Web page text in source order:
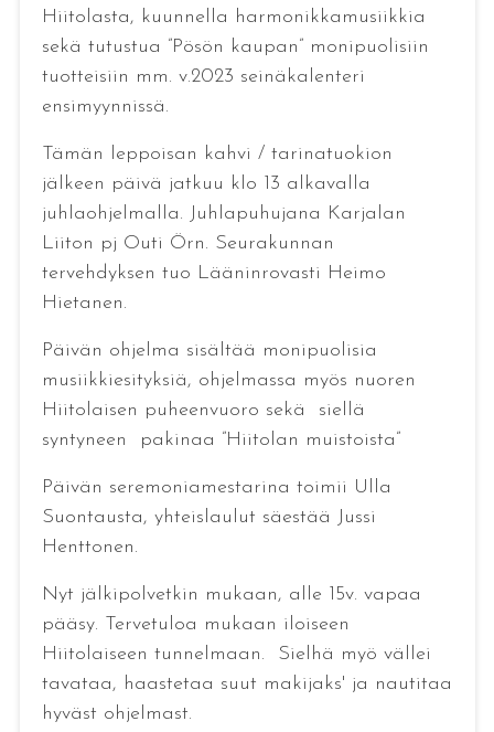
Hiitolasta, kuunnella harmonikkamusiikkia
sekä tutustua ”Pösön kaupan” monipuolisiin
tuotteisiin mm. v.2023 seinäkalenteri
ensimyynnissä.
Tämän leppoisan kahvi / tarinatuokion
jälkeen päivä jatkuu klo 13 alkavalla
juhlaohjelmalla. Juhlapuhujana Karjalan
Liiton pj Outi Örn. Seurakunnan
tervehdyksen tuo Lääninrovasti Heimo
Hietanen.
Päivän ohjelma sisältää monipuolisia
musiikkiesityksiä, ohjelmassa myös nuoren
Hiitolaisen puheenvuoro sekä siellä
syntyneen pakinaa ”Hiitolan muistoista”
Päivän seremoniamestarina toimii Ulla
Suontausta, yhteislaulut säestää Jussi
Henttonen.
Nyt jälkipolvetkin mukaan, alle 15v. vapaa
pääsy. Tervetuloa mukaan iloiseen
Hiitolaiseen tunnelmaan. Sielhä myö vällei
tavataa, haastetaa suut makijaks' ja nautitaa
hyväst ohjelmast.